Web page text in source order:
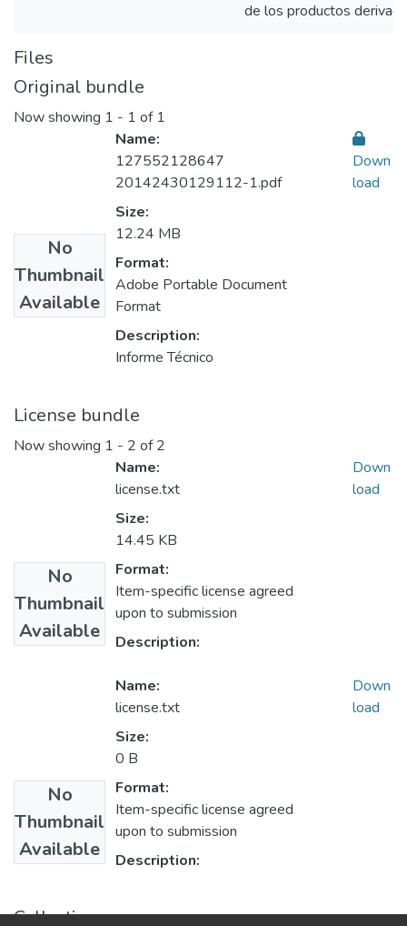
de los productos
Files
Original bundle
Now showing 1 - 1 of 1
No
Thumbnail
Available
Name:
127552128647
20142430129112-1.pdf
Size:
12.24 MB
Format:
Adobe Portable Document
Format
Description:
Informe Técnico
Down
load
License bundle
Now showing 1 - 2 of 2
No
Thumbnail
Available
Name:
license.txt
Size:
14.45 KB
Format:
Item-specific license agreed
upon to submission
Description:
Down
load
No
Thumbnail
Available
Name:
license.txt
Size:
0 B
Format:
Item-specific license agreed
upon to submission
Description:
Down
load
Collections